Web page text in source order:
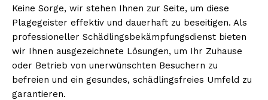
Keine Sorge, wir stehen Ihnen zur Seite, um diese
Plagegeister effektiv und dauerhaft zu beseitigen. Als
professioneller Schädlingsbekämpfungsdienst bieten
wir Ihnen ausgezeichnete Lösungen, um Ihr Zuhause
oder Betrieb von unerwünschten Besuchern zu
befreien und ein gesundes, schädlingsfreies Umfeld zu
garantieren.